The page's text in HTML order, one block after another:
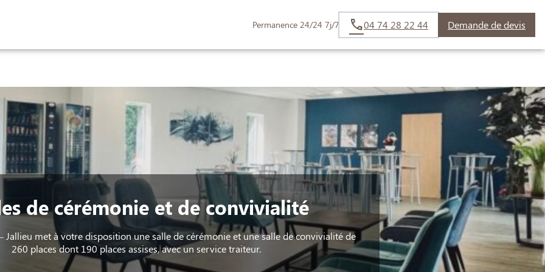
Permanence 24/24 7j/7 04 74 28 22 44 Demande de devis
de cérémonie et de convivialité
Jallieu met à votre disposition une salle de cérémonie et une salle de convivialité de
260 places dont 190 places assises, avec un service traiteur.​